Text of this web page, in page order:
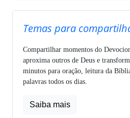
Temas para
Compartilhar momentos do
aproxima outros de Deus e
minutos para oração, leitura da
palavras todos os dias.
Saiba mais